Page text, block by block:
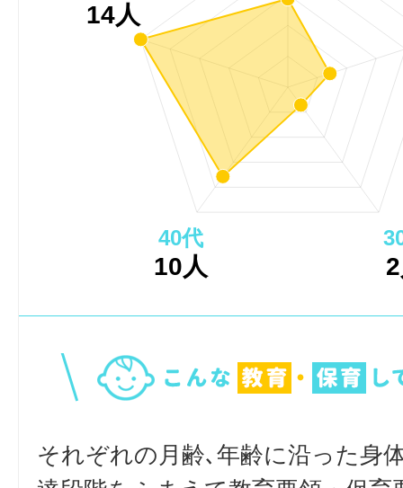
40代
10人
14人
それぞれの月齢､年齢に沿った身